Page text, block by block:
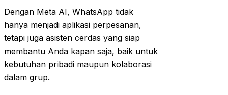
Dengan Meta AI, WhatsApp tidak
hanya menjadi aplikasi perpesanan,
tetapi juga asisten cerdas yang siap
membantu Anda kapan saja, baik untuk
kebutuhan pribadi maupun kolaborasi
dalam grup.